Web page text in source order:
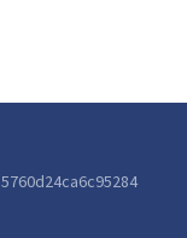
5760d24ca6c95284